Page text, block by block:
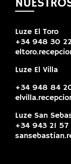
Luze El Toro
+34 948 30 22
Luze El Villa
+34 948 84
Luze San
+34 943 21